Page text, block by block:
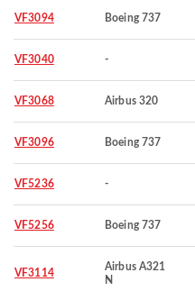
VF3094 Boeing 737
VF3040 -
VF3068 Airbus 320
VF3096 Boeing 737
VF5236 -
VF5256 Boeing 737
VF3114
Airbus A321
N